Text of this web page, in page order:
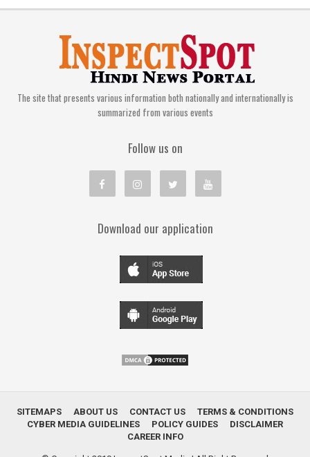
The site that presents various information both nationally and internationally is
summarized from various events
Follow us on
Download our application
SITEMAPS ABOUT US CONTACT US
TERMS & CONDITIONS
CYBER MEDIA GUIDELINES
POLICY GUIDES
DISCLAIMER
CAREER INFO